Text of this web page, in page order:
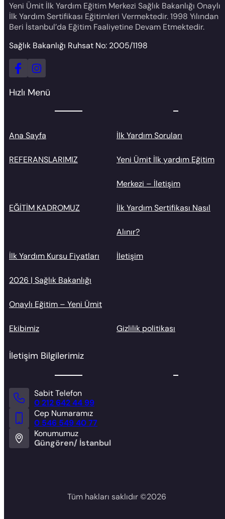
Yeni Ümit İlk Yardım Eğitim Merkezi Sağlık Bakanlığı Onaylı
İlk Yardım Sertifikası Eğitimleri Vermektedir. 1998 Yılından
Beri İstanbul’da Eğitim Faaliyetine Devam Etmektedir.
Sağlık Bakanlığı Ruhsat No: 2005/1198
Hızlı Menü
Ana Sayfa İlk Yardım Soruları
REFERANSLARIMIZ Yeni Ümit İlk yardım Eğitim
Merkezi – İletişim
EĞİTİM KADROMUZ İlk Yardım Sertifikası Nasıl
Alınır?
İlk Yardım Kursu Fiyatları
2026 | Sağlık Bakanlığı
Onaylı Eğitim – Yeni Ümit
İletişim
Ekibimiz Gizlilik politikası
İletişim Bilgilerimiz
Sabit Telefon
0 212 642 44 99
Cep Numaramız
0 546 549 40 77
Konumumuz
Güngören/ İstanbul
Tüm hakları saklıdır ©2026